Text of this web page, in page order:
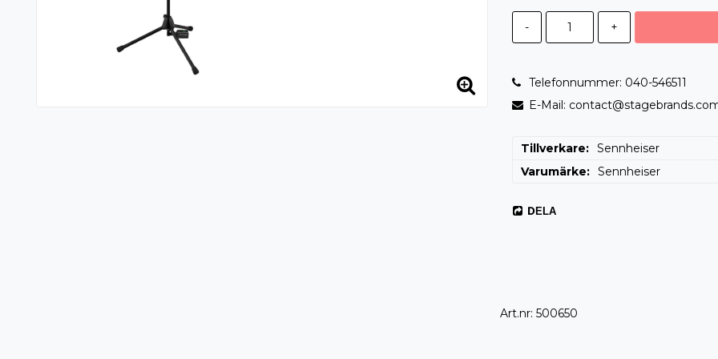
- +
Telefonnummer: 040-546511
E-Mail:
Tillverkare
Sennheiser
Varumärke
Sennheiser
DELA
Art.nr: 500650